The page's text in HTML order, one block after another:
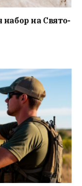
на Свято-